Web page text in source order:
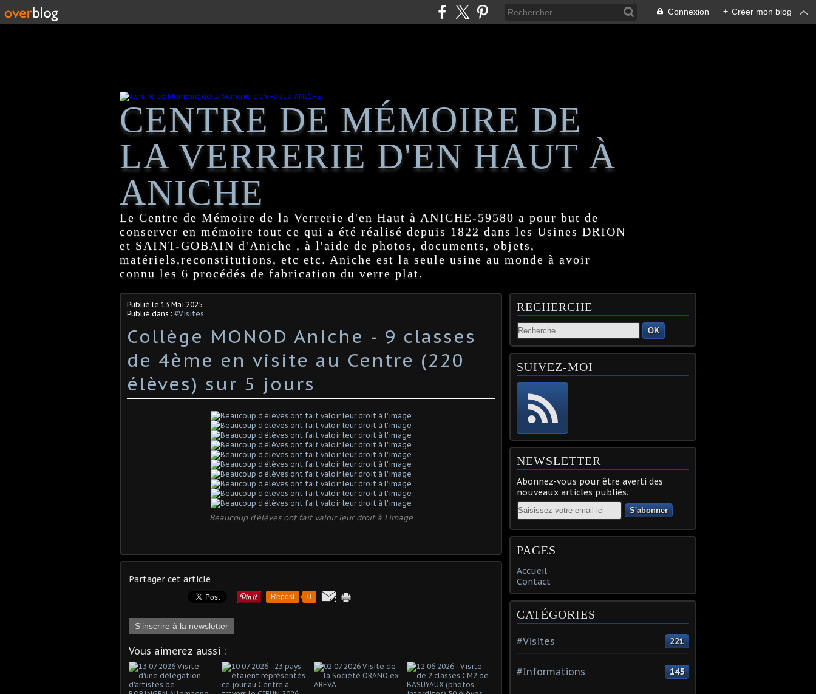
Connexion + Créer mon blog
CENTRE DE MÉMOIRE DE
LA VERRERIE D'EN HAUT À
ANICHE
Le Centre de Mémoire de la Verrerie d'en Haut à ANICHE-59580 a pour but de
conserver en mémoire tout ce qui a été réalisé depuis 1822 dans les Usines DRION
et SAINT-GOBAIN d'Aniche , à l'aide de photos, documents, objets,
matériels,reconstitutions, etc etc. Aniche est la seule usine au monde à avoir
connu les 6 procédés de fabrication du verre plat.
Publié le 13 Mai 2025
Publié dans : #Visites
Collège MONOD Aniche - 9 classes
de 4ème en visite au Centre (220
élèves) sur 5 jours
Beaucoup d'élèves ont fait valoir leur droit à l'image
Partager cet article
Repost 0
S'inscrire à la newsletter
Vous aimerez aussi :
RECHERCHE
OK
SUIVEZ-MOI
NEWSLETTER
Abonnez-vous pour être averti des
nouveaux articles publiés.
Email
PAGES
Accueil
Contact
CATÉGORIES
#Visites 221
#Informations 145